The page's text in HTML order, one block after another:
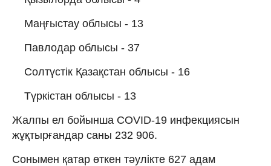
Маңғыстау облысы - 13
Павлодар облысы - 37
Солтүстік Қазақстан облысы - 16
Түркістан облысы - 13
Жалпы ел бойынша COVID-19 инфекциясын
жұқтырғандар саны 232 906.
Сонымен қатар өткен тәулікте 627 адам